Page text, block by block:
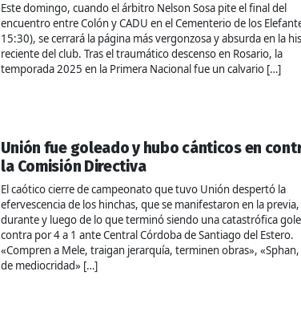
Este domingo, cuando el árbitro Nelson Sosa pite el final del
encuentro entre Colón y CADU en el Cementerio de los
15:30), se cerrará la página más vergonzosa y absurda en la
reciente del club. Tras el traumático descenso en Rosario, la
temporada 2025 en la Primera Nacional fue un calvario […]
Unión fue goleado y hubo cánticos en
la Comisión Directiva
El caótico cierre de campeonato que tuvo Unión despertó la
efervescencia de los hinchas, que se manifestaron en la previa,
durante y luego de lo que terminó siendo una catastrófica
contra por 4 a 1 ante Central Córdoba de Santiago del Estero.
«Compren a Mele, traigan jerarquía, terminen obras»,
de mediocridad» […]